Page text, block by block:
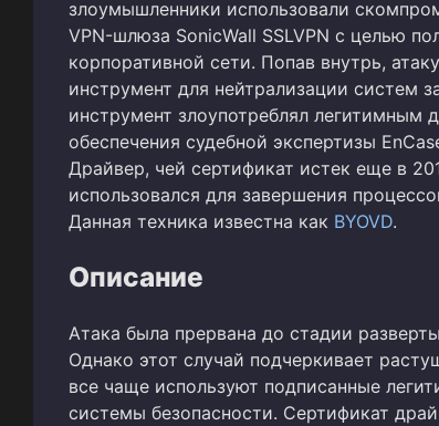
злоумышленники использовали
VPN-шлюза SonicWall SSLVPN с целью
корпоративной сети. Попав внутрь,
инструмент для нейтрализации систем
инструмент злоупотреблял легитимным
обеспечения судебной экспертизы
Драйвер, чей сертификат истек еще в
использовался для завершения
Данная техника известна как BYOVD.
Описание
Атака была прервана до стадии
Однако этот случай подчеркивает
все чаще используют подписанные
системы безопасности. Сертификат